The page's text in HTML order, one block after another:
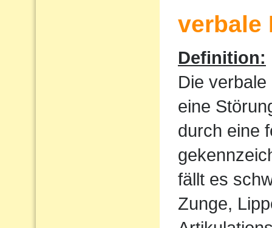
verbale
Definition:
Die
eine
durch eine
fällt es
Zunge,